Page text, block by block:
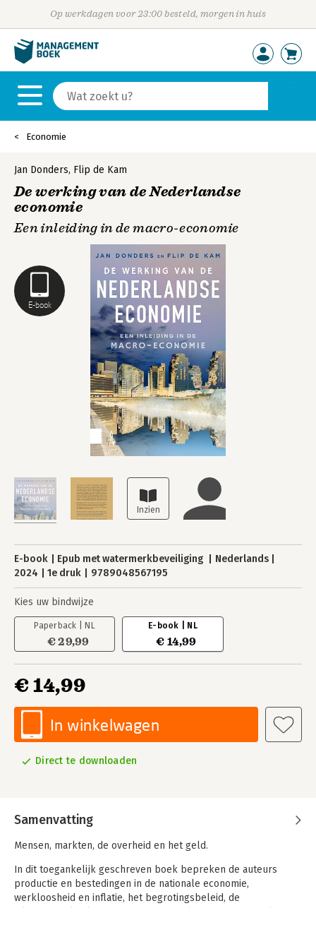
Op werkdagen voor 23:00 besteld, morgen in huis
Economie
E-book
Jan Donders, Flip de Kam
De werking van de Nederlandse
economie
Een inleiding in de macro-economie
E-book Epub met watermerkbeveiliging
Nederlands
2024
1e druk 9789048567195
Kies uw bindwijze
Paperback | NL
€ 29,99
E-book | NL
€ 14,99
€ 14,99
In winkelwagen
Direct te downloaden
Samenvatting
Mensen, markten, de overheid en het geld.
In dit toegankelijk geschreven boek bepreken de auteurs
productie en bestedingen in de nationale economie,
werkloosheid en inflatie, het begrotingsbeleid, de